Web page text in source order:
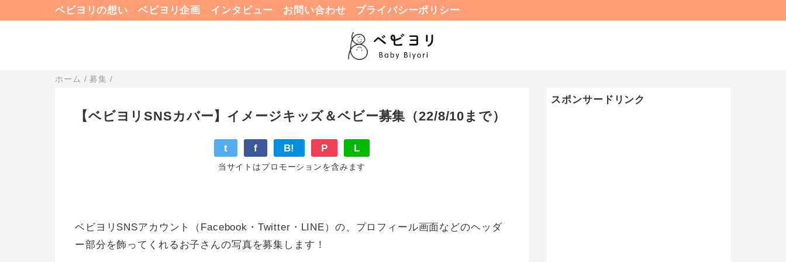
ベビヨリの想い ベビヨリ企画 インタビュー お問い合わせ プライバシーポリシー
ホーム /募集 /
【ベビヨリSNSカバー】イメージキッズ＆ベビー募集（22/8/10まで）
t f B! P L
当サイトはプロモーションを含みます
ベビヨリSNSアカウント（Facebook・Twitter・LINE）の、プロフィール画面などのヘッダ
ー部分を飾ってくれるお子さんの写真を募集します！
スポンサードリンク